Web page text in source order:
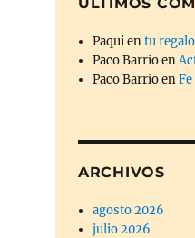
Paquientu regalo
Paco Barrioen
Paco Barrioen
ARCHIVOS
agosto 2026
julio 2026